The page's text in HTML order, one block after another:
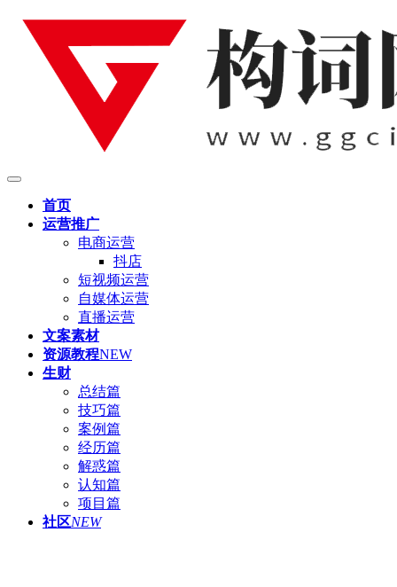
首页
运营推广
电商运营
抖店
短视频运营
自媒体运营
直播运营
文案素材
资源教程NEW
生财
总结篇
技巧篇
案例篇
经历篇
解惑篇
认知篇
项目篇
社区NEW